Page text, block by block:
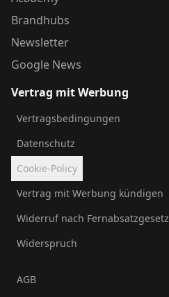
Brandhubs
Newsletter
Google News
Vertrag mit Werbung
Vertragsbedingungen
Datenschutz
Cookie-Policy
Vertrag mit Werbung kündigen
Widerruf nach Fernabsatzgesetz
Widerspruch
AGB